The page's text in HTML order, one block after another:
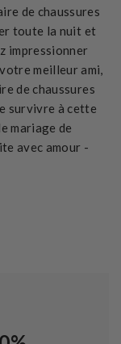
de chaussures
toute la nuit et
impressionner
meilleur ami,
de chaussures
survivre à cette
mariage de
avec amour -